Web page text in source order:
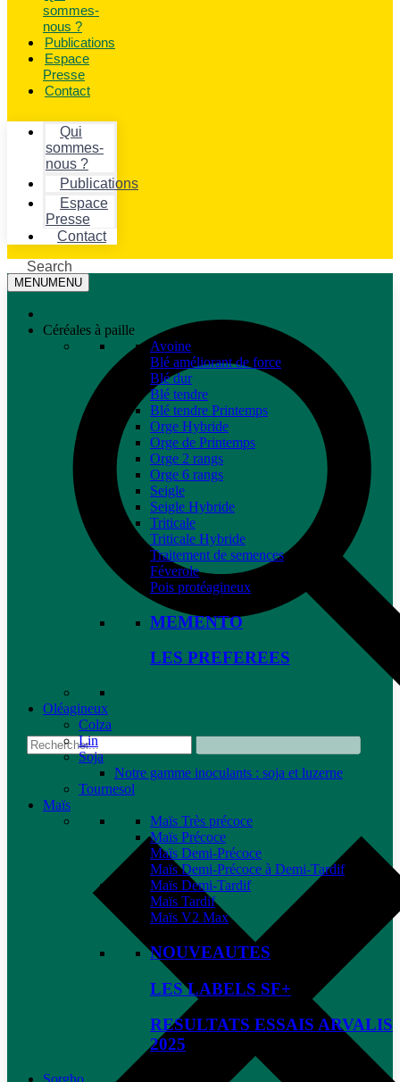
sommes-
nous ?
Publications
Espace
Presse
Contact
Qui
sommes-
nous ?
Publications
Espace
Presse
Contact
Search
MENUMENU
Céréales à paille
Avoine
Blé améliorant de force
Blé dur
Blé tendre
Blé tendre Printemps
Orge Hybride
Orge de Printemps
Orge 2 rangs
Orge 6 rangs
Seigle
Seigle Hybride
Triticale
Triticale Hybride
Traitement de semences
Féverole
Pois protéagineux
MEMENTO
LES PREFEREES
Oléagineux
Colza
Lin
Soja
Notre gamme inoculants : soja et luzerne
Tournesol
Maïs
Maïs Très précoce
Maïs Précoce
Maïs Demi-Précoce
Maïs Demi-Précoce à Demi-Tardif
Maïs Demi-Tardif
Maïs Tardif
Maïs V2 Max
NOUVEAUTES
LES LABELS SF+
RESULTATS ESSAIS ARVALIS
2025
Sorgho